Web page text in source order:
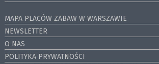
MAPA PLACÓW ZABAW W WARSZAWIE
NEWSLETTER
O NAS
POLITYKA PRYWATNOŚCI